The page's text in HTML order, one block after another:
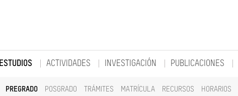
ESTUDIOS
PREGRADO POSGRADO TRÁMITES MATRÍCULA RECURSOS HORARIOS
ACTIVIDADES INVESTIGACIÓN PUBLICACIONES